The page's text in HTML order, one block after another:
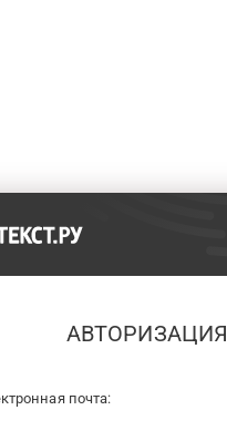
АВТОРИЗАЦИЯ
почта: